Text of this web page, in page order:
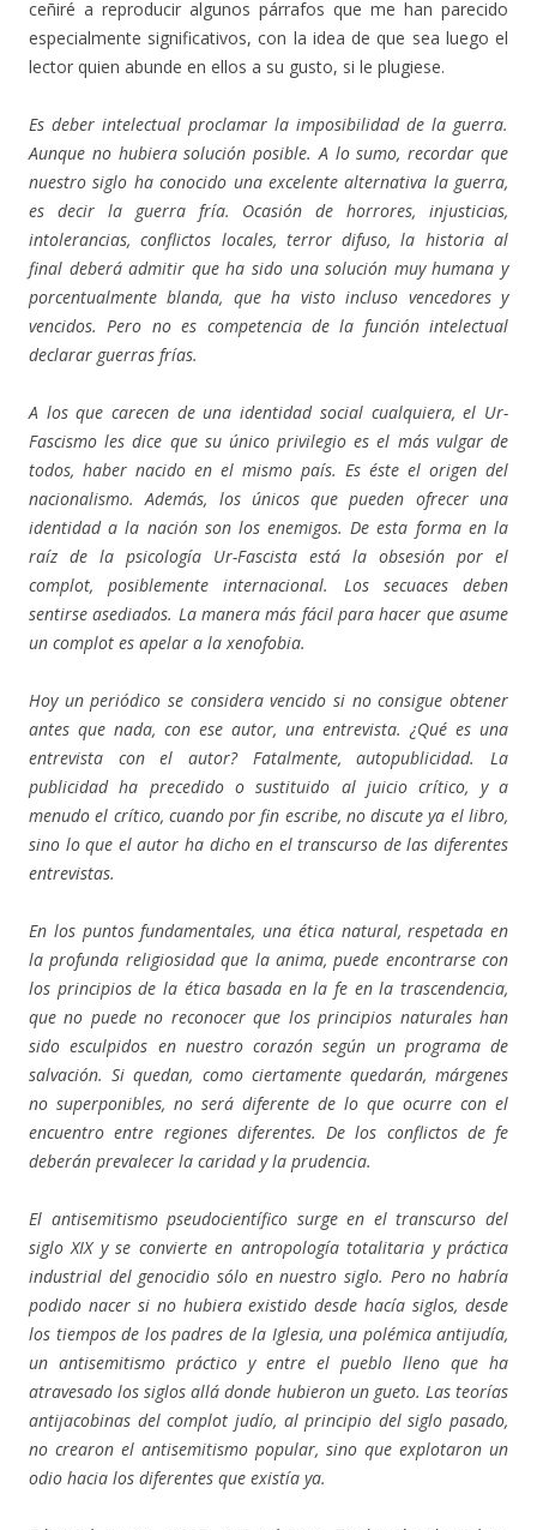
ceñiré a reproducir algunos párrafos que me han parecido
especialmente significativos, con la idea de que sea luego el
lector quien abunde en ellos a su gusto, si le plugiese.
Es deber intelectual proclamar la imposibilidad de la guerra.
Aunque no hubiera solución posible. A lo sumo, recordar que
nuestro siglo ha conocido una excelente alternativa la guerra,
es decir la guerra fría. Ocasión de horrores, injusticias,
intolerancias, conflictos locales, terror difuso, la historia al
final deberá admitir que ha sido una solución muy humana y
porcentualmente blanda, que ha visto incluso vencedores y
vencidos. Pero no es competencia de la función intelectual
declarar guerras frías.
A los que carecen de una identidad social cualquiera, el Ur-
Fascismo les dice que su único privilegio es el más vulgar de
todos, haber nacido en el mismo país. Es éste el origen del
nacionalismo. Además, los únicos que pueden ofrecer una
identidad a la nación son los enemigos. De esta forma en la
raíz de la psicología Ur-Fascista está la obsesión por el
complot, posiblemente internacional. Los secuaces deben
sentirse asediados. La manera más fácil para hacer que asume
un complot es apelar a la xenofobia.
Hoy un periódico se considera vencido si no consigue obtener
antes que nada, con ese autor, una entrevista. ¿Qué es una
entrevista con el autor? Fatalmente, autopublicidad. La
publicidad ha precedido o sustituido al juicio crítico, y a
menudo el crítico, cuando por fin escribe, no discute ya el libro,
sino lo que el autor ha dicho en el transcurso de las diferentes
entrevistas.
En los puntos fundamentales, una ética natural, respetada en
la profunda religiosidad que la anima, puede encontrarse con
los principios de la ética basada en la fe en la trascendencia,
que no puede no reconocer que los principios naturales han
sido esculpidos en nuestro corazón según un programa de
salvación. Si quedan, como ciertamente quedarán, márgenes
no superponibles, no será diferente de lo que ocurre con el
encuentro entre regiones diferentes. De los conflictos de fe
deberán prevalecer la caridad y la prudencia.
El antisemitismo pseudocientífico surge en el transcurso del
siglo XIX y se convierte en antropología totalitaria y práctica
industrial del genocidio sólo en nuestro siglo. Pero no habría
podido nacer si no hubiera existido desde hacía siglos, desde
los tiempos de los padres de la Iglesia, una polémica antijudía,
un antisemitismo práctico y entre el pueblo lleno que ha
atravesado los siglos allá donde hubieron un gueto. Las teorías
antijacobinas del complot judío, al principio del siglo pasado,
no crearon el antisemitismo popular, sino que explotaron un
odio hacia los diferentes que existía ya.